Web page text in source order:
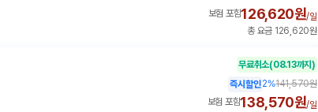
보험 포함126,620원/일
총 요금 126,620원
무료취소(08.13까지)
즉시할인2%141,570원
보험 포함138,570원/일